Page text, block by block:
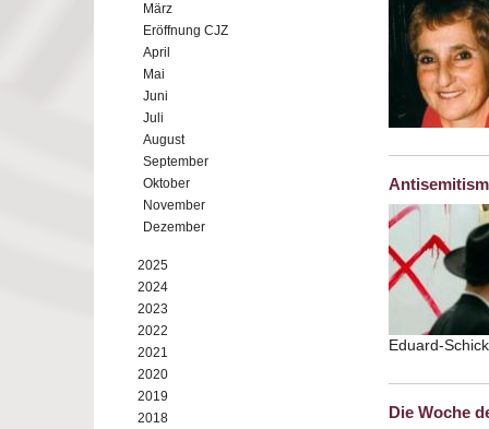
März
Eröffnung CJZ
April
Mai
Juni
Juli
August
September
Oktober
November
Dezember
2025
2024
2023
2022
2021
2020
2019
2018
Eduard-
Die Woche